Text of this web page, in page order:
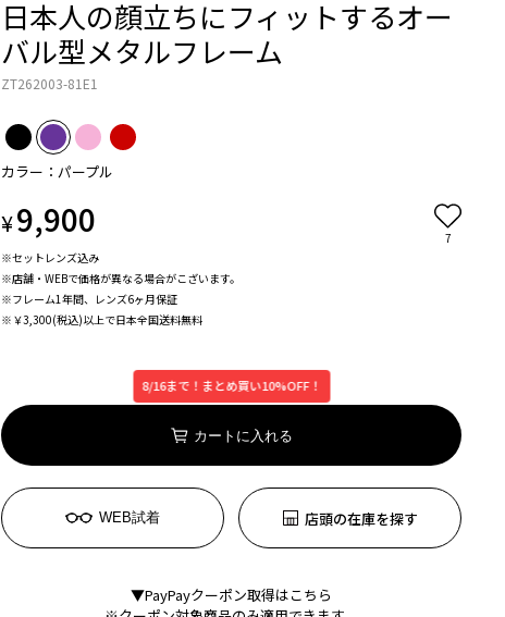
日本人の顔立ちにフィットするオー
バル型メタルフレーム
ZT262003-81E1
カラー：パープル
¥9,900 7
※セットレンズ込み
※店舗・WEBで価格が異なる場合がこざいます。
※フレーム1年間、レンズ6ヶ月保証
※￥3,300(税込)以上で日本全国送料無料
8/16まで！まとめ買い10%OFF！
カートに入れる
WEB試着 店頭の在庫を探す
▼PayPayクーポン取得はこちら